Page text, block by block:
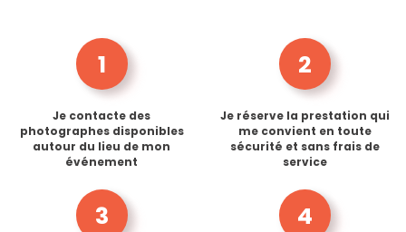
1
Je contacte des
photographes disponibles
autour du lieu de mon
événement
2
Je réserve la prestation qui
me convient en toute
sécurité et sans frais de
service
3 4